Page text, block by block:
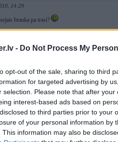
- Do Not Process My
opt-out of the sale, sharing to third
for targeted advertising by
selection. Please note that after
interest-based ads based on
to third parties prior to your
of your personal information by
This information may also be
14:29
brauka pa trasi?
12:22
11:52
teikt - foto aparāts vēl nebija ieslēgts, kad viss jau
11:51